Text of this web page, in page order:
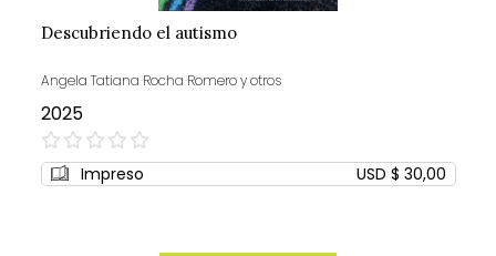
Descubriendo el autismo
Angela Tatiana Rocha Romero y otros
2025
0%
Impreso USD $ 30,00